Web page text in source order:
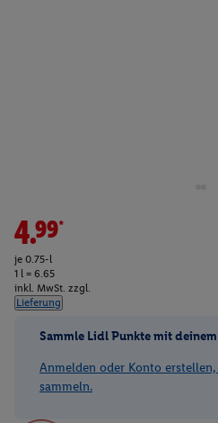
4.99*
je 0.75-l
1 l = 6.65
inkl. MwSt. zzgl.
Lieferung
Sammle Lidl Punkte mit
Anmelden oder Konto
sammeln.